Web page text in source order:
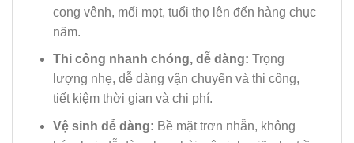
cong vênh, mối mọt, tuổi thọ lên đến hàng chục
năm.
Thi công nhanh chóng, dễ dàng: Trọng
lượng nhẹ, dễ dàng vận chuyển và thi công,
tiết kiệm thời gian và chi phí.
Vệ sinh dễ dàng: Bề mặt trơn nhẵn, không